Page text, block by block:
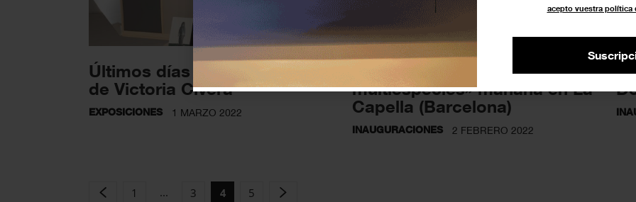
acepto vuestra política
Últimos días para ver «Ocelo»
de Victoria Civera
EXPOSICIONES 1 MARZO 2022
Se inaugura «Imaginaris
multiespècies» mañana en La
Capella (Barcelona)
INAUGURACIONES 2 FEBRERO 2022
El
1 ... 3 4 5